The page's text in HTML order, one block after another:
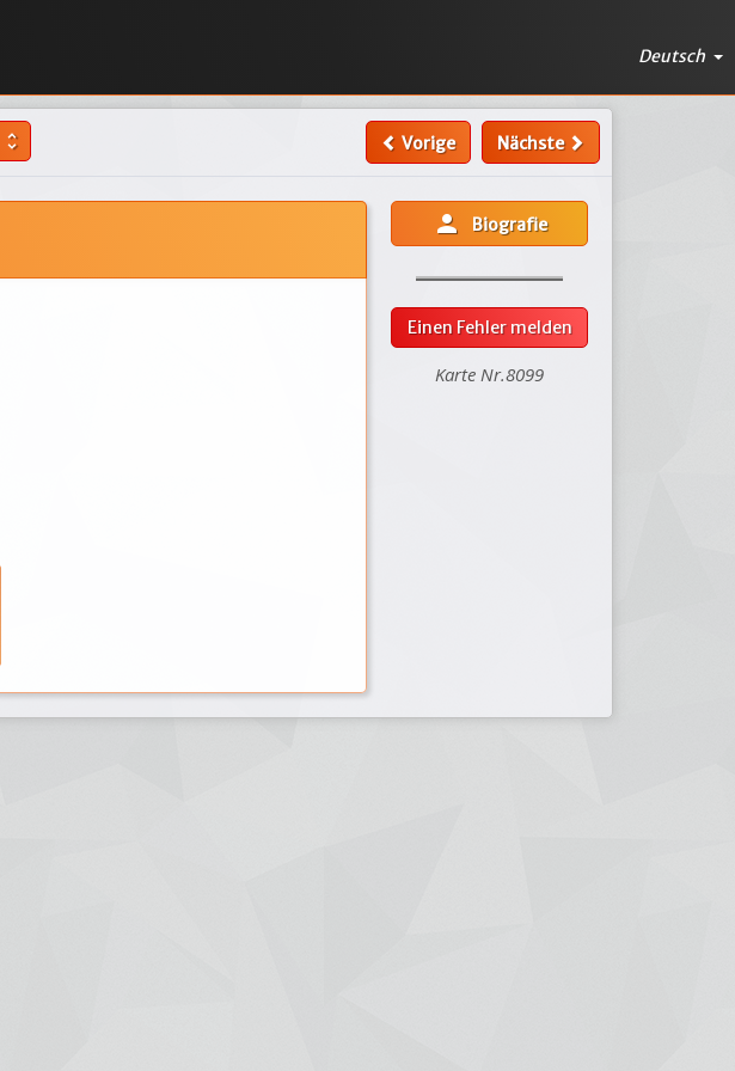
Deutsch
unfold_more Vorige Nächste
person Biografie
Einen Fehler melden
Karte Nr.8099